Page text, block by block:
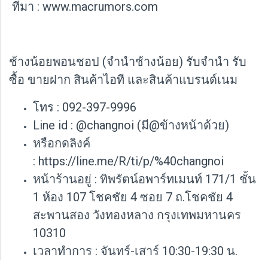
ที่มา : www.macrumors.com
ช้างน้อยพอนชอป (จำนำช้างน้อย) รับจำนำ รับ
ซื้อ ขายฝาก สินค้าไอที และสินค้าแบรนด์เนม
โทร : 092-397-9996
Line id : @changnoi (มี@ข้างหน้าด้วย)
หรือกดลิงค์
: https://line.me/R/ti/p/%40changnoi
หน้าร้านอยู่ : ทิพรัตน์อพาร์ทเมนท์ 171/1 ชั้น
1 ห้อง 107 โชคชัย 4 ซอย 7 ถ.โชคชัย 4
สะพานสอง วังทองหลาง กรุงเทพมหานคร
10310
เวลาทำการ : จันทร์-เสาร์ 10:30-19:30 น.